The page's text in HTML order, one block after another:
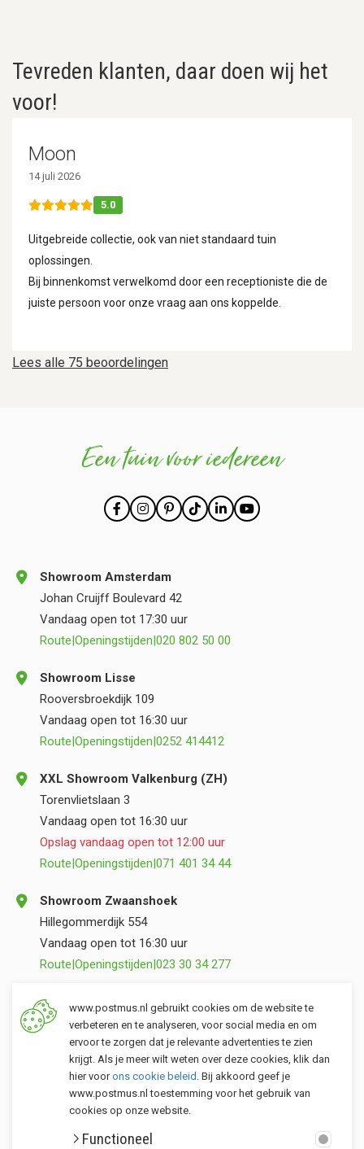
Tevreden klanten, daar doen wij het
voor!
Lees alle 75 beoordelingen
Moon
14 juli 2026
5.0
Uitgebreide collectie, ook van niet standaard tuin
oplossingen.
Bij binnenkomst verwelkomd door een receptioniste die de
juiste persoon voor onze vraag aan ons koppelde.
Een tuin voor iedereen
Klantenservice
Showroom Amsterdam
Johan Cruijff Boulevard 42
Vandaag open tot 17:30 uur
Route Openingstijden 020 802 50 00
Showroom Lisse
Rooversbroekdijk 109
Vandaag open tot 16:30 uur
Route Openingstijden 0252 414412
XXL Showroom Valkenburg (ZH)
Torenvlietslaan 3
Vandaag open tot 16:30 uur
Opslag vandaag open tot 12:00 uur
Route Openingstijden 071 401 34 44
Showroom Zwaanshoek
Hillegommerdijk 554
Vandaag open tot 16:30 uur
Route Openingstijden 023 30 34 277
Opslag Valkenburg (ZH)
Torenvlietslaan 3
Vandaag open tot 12:00 uur
Route|Openingstijden |071 401 34 44
www.postmus.nl gebruikt cookies om de website te
verbeteren en te analyseren, voor social media en om
ervoor te zorgen dat je relevante advertenties te zien
krijgt. Als je meer wilt weten over deze cookies, klik dan
hier voorons cookie beleid . Bij akkoord geef je
www.postmus.nl toestemming voor het gebruik van
cookies op onze website.
Functioneel